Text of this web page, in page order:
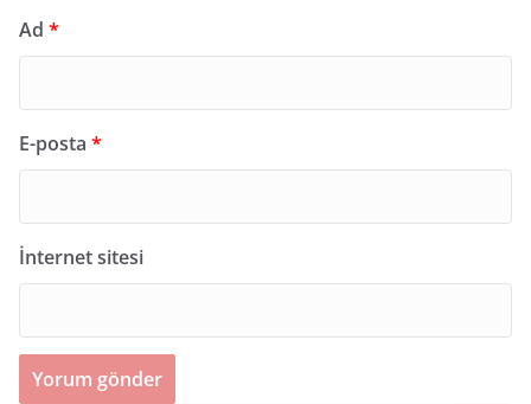
Ad *
E-posta *
İnternet sitesi